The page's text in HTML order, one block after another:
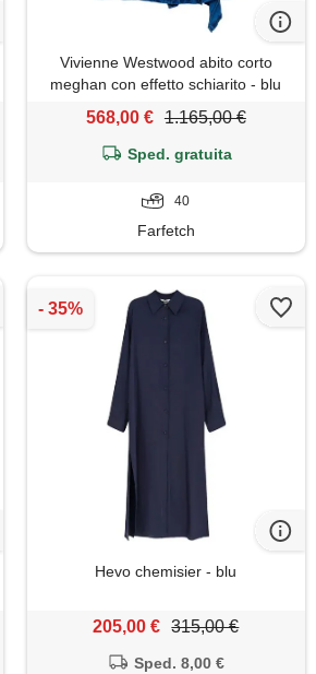
Vivienne Westwood abito corto
meghan con effetto schiarito - blu
568,00 € 1.165,00 €
Sped. gratuita
40
Farfetch
Hevo chemisier - blu
205,00 € 315,00 €
Sped. 8,00 €